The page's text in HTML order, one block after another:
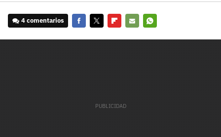
4 comentarios